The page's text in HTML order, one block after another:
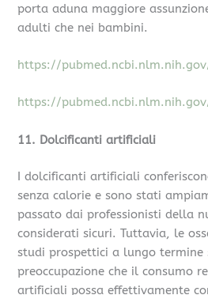
porta aduna maggiore
adulti che nei bambini.
https://
https://
11. Dolcificanti artificiali
I dolcificanti artificiali
senza calorie e sono stati
passato dai professionisti della
considerati sicuri. Tuttavia, le
studi prospettici a lungo termine
preoccupazione che il consumo
artificiali possa effettivamente